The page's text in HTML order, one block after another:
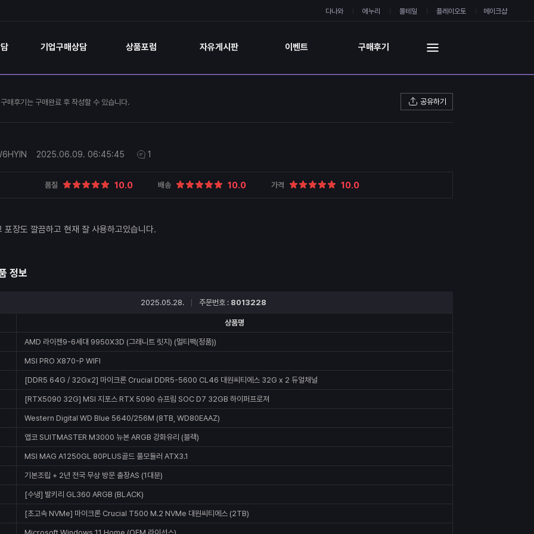
다나와 에누리 몰테일 플레이오토 메이크샵
기업구매상담 상품포럼 자유게시판 이벤트 구매후기
구매후기는 구매완료 후 작성할 수 있습니다. 공유하기
2025.06.09. 06:45:45 1
품질 10.0 배송 10.0 가격 10.0
포장도 깔끔하고 현재 잘 사용하고있습니다.
정보
2025.05.28. 주문번호 : 8013228
상품명
AMD 라이젠9-6세대 9950X3D (그래니트 릿지) (멀티팩(정품))
MSI PRO X870-P WIFI
[DDR5 64G / 32Gx2] 마이크론 Crucial DDR5-5600 CL46 대원씨티에스 32G x 2 듀얼채널
[RTX5090 32G] MSI 지포스 RTX 5090 슈프림 SOC D7 32GB 하이퍼프로져
Western Digital WD Blue 5640/256M (8TB, WD80EAAZ)
앱코 SUITMASTER M3000 뉴본 ARGB 강화유리 (블랙)
MSI MAG A1250GL 80PLUS골드 풀모듈러 ATX3.1
기본조립 + 2년 전국 무상 방문 출장AS (1대분)
[수냉] 발키리 GL360 ARGB (BLACK)
[초고속 NVMe] 마이크론 Crucial T500 M.2 NVMe 대원씨티에스 (2TB)